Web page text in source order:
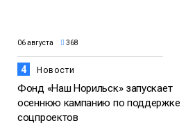
06 августа 368
4 Новости
Фонд «Наш Норильск» запускает
осеннюю кампанию по поддержке
соцпроектов